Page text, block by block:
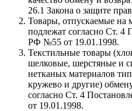
26.1 Закона о защите
Товары, отпускаемые на
подлежат согласно Ст. 4
РФ №55 от 19.01.1998.
Текстильные товары
шелковые, шерстяные и
нетканых материалов
кружево и другие)
согласно Ст. 4
от 19.01.1998.